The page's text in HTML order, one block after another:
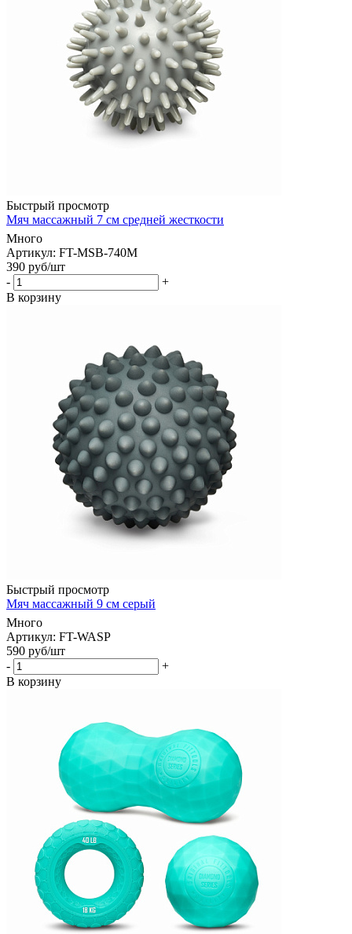
Быстрый просмотр
Мяч массажный 7 см средней жесткости
Много
Артикул: FT-MSB-740M
390 руб/шт
-
+
В корзину
Быстрый просмотр
Мяч массажный 9 см серый
Много
Артикул: FT-WASP
590 руб/шт
-
+
В корзину